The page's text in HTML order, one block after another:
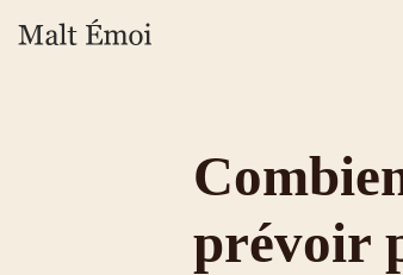
au
prévoir